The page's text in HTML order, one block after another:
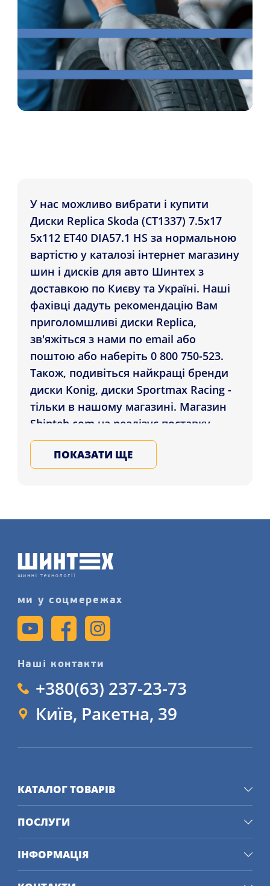
У нас можливо вибрати і купити
Диски Replica Skoda (CT1337) 7.5x17
5x112 ET40 DIA57.1 HS за нормальною
вартістю у каталозі інтернет магазину
шин і дисків для авто Шинтех з
доставкою по Києву та Україні. Наші
фахівці дадуть рекомендацію Вам
приголомшливі диски Replica,
зв'яжіться з нами по email або
поштою або наберіть 0 800 750-523.
Також, подивіться найкращі бренди
диски Konig, диски Sportmax Racing -
тільки в нашому магазині. Магазин
Shinteh.com.ua реалізує поставку
Диски Replica Skoda (CT1337) 7.5x17
5x112 ET40 DIA57.1 HS які проживають
детальніше на нашому сайті.
ПОКАЗАТИ ЩЕ
ми у соцмережах
Наші контакти
+380(63) 237-23-73
Київ, Ракетна, 39
КАТАЛОГ ТОВАРІВ
ПОСЛУГИ
ІНФОРМАЦІЯ